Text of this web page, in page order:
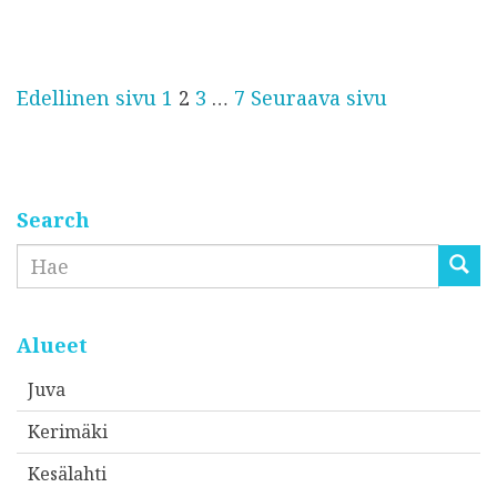
Artikkelien
Edellinen sivu Sivu
1 Sivu
2 Sivu
3 … Sivu
7 Seuraava sivu
Search
Etsi
Alueet
Juva
Kerimäki
Kesälahti